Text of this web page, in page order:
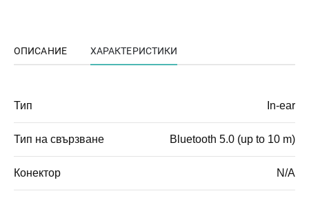
ОПИСАНИЕ ХАРАКТЕРИСТИКИ
Тип In-ear
Тип на свързване Bluetooth 5.0 (up to 10 m)
Конектор N/A